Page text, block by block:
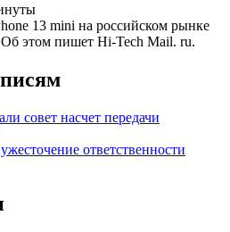
13 mini на российском рынке
этом пишет Hi-Tech Mail. ru.
совет насчет передачи
ответственности